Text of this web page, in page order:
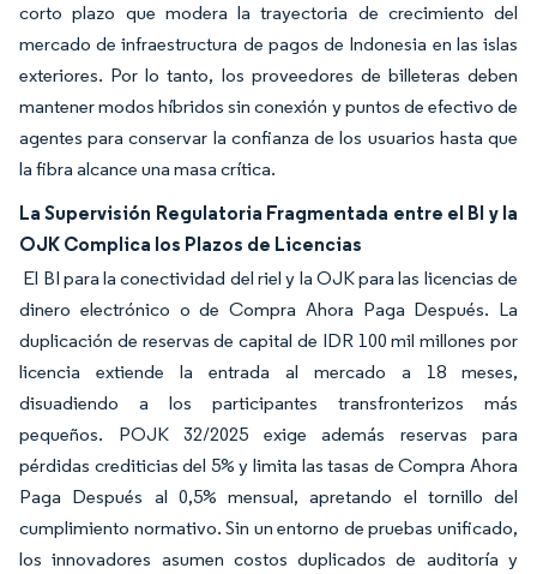
corto plazo que modera la trayectoria de crecimiento del
mercado de infraestructura de pagos de Indonesia en las islas
exteriores. Por lo tanto, los proveedores de billeteras deben
mantener modos híbridos sin conexión y puntos de efectivo de
agentes para conservar la confianza de los usuarios hasta que
la fibra alcance una masa crítica.
La Supervisión Regulatoria Fragmentada entre el BI y la
OJK Complica los Plazos de Licencias
El BI para la conectividad del riel y la OJK para las licencias de
dinero electrónico o de Compra Ahora Paga Después. La
duplicación de reservas de capital de IDR 100 mil millones por
licencia extiende la entrada al mercado a 18 meses,
disuadiendo a los participantes transfronterizos más
pequeños. POJK 32/2025 exige además reservas para
pérdidas crediticias del 5% y limita las tasas de Compra Ahora
Paga Después al 0,5% mensual, apretando el tornillo del
cumplimiento normativo. Sin un entorno de pruebas unificado,
los innovadores asumen costos duplicados de auditoría y